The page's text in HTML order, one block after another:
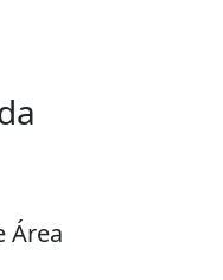
Área